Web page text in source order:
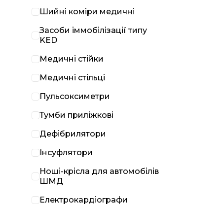
Шийні коміри медичні
Засоби іммобілізації типу
KED
Медичні стійки
Медичні стільці
Пульсоксиметри
Тумби приліжкові
Дефібрилятори
Інсуфлятори
Ноші-крісла для автомобілів
ШМД
Електрокардіографи